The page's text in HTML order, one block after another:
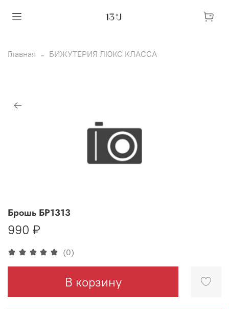
Главная БИЖУТЕРИЯ ЛЮКС КЛАССА
(0)
Брошь БР1313
990 ₽
В корзину